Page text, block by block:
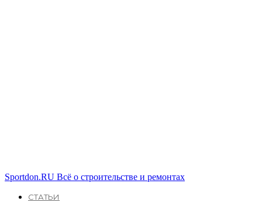
Sportdon.RU Всё о строительстве и ремонтах
СТАТЬИ